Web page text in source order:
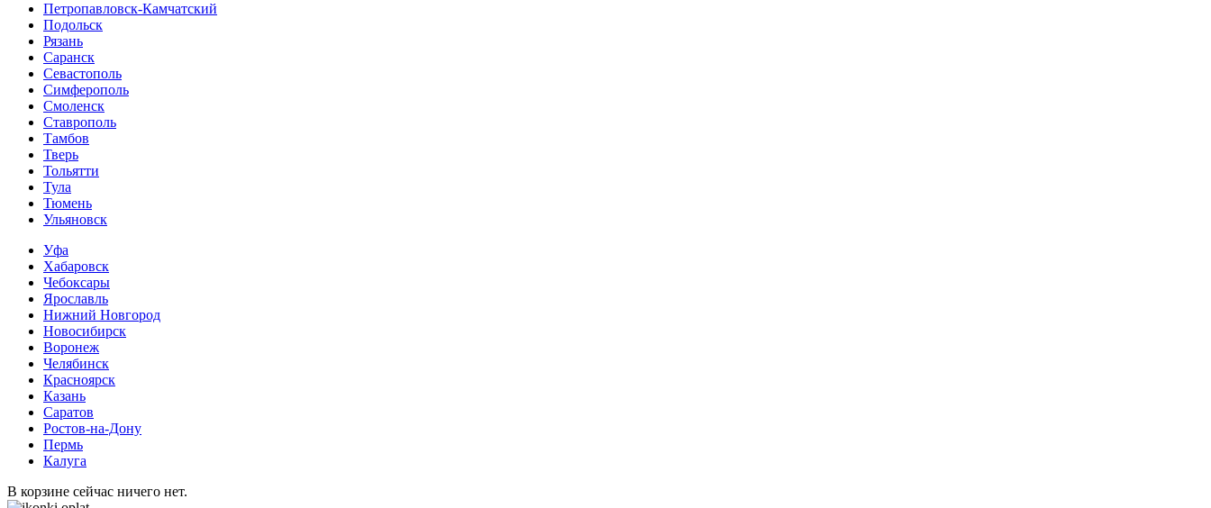
Петропавловск-Камчатский
Подольск
Рязань
Саранск
Севастополь
Симферополь
Смоленск
Ставрополь
Тамбов
Тверь
Тольятти
Тула
Тюмень
Ульяновск
Уфа
Хабаровск
Чебоксары
Ярославль
Нижний Новгород
Новосибирск
Воронеж
Челябинск
Красноярск
Казань
Саратов
Ростов-на-Дону
Пермь
Калуга
В корзине сейчас ничего нет.